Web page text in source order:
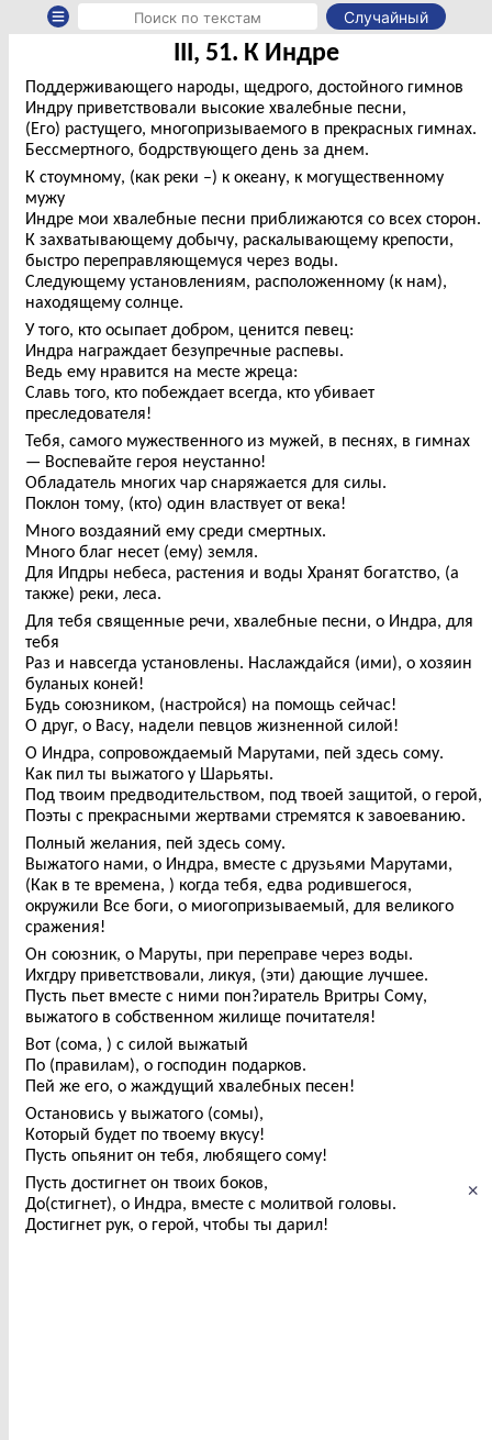
Случайный
×
III, 51. К Индре
Поддерживающего народы, щедрого, достойного гимнов
Индру приветствовали высокие хвалебные песни,
(Его) растущего, многопризываемого в прекрасных гимнах.
Бессмертного, бодрствующего день за днем.
К стоумному, (как реки –) к океану, к могущественному
мужу
Индре мои хвалебные песни приближаются со всех сторон.
К захватывающему добычу, раскалывающему крепости,
быстро переправляющемуся через воды.
Следующему установлениям, расположенному (к нам),
находящему солнце.
У того, кто осыпает добром, ценится певец:
Индра награждает безупречные распевы.
Ведь ему нравится на месте жреца:
Славь того, кто побеждает всегда, кто убивает
преследователя!
Тебя, самого мужественного из мужей, в песнях, в гимнах
— Воспевайте героя неустанно!
Обладатель многих чар снаряжается для силы.
Поклон тому, (кто) один властвует от века!
Много воздаяний ему среди смертных.
Много благ несет (ему) земля.
Для Ипдры небеса, растения и воды Хранят богатство, (а
также) реки, леса.
Для тебя священные речи, хвалебные песни, о Индра, для
тебя
Раз и навсегда установлены. Наслаждайся (ими), о хозяин
буланых коней!
Будь союзником, (настройся) на помощь сейчас!
О друг, о Васу, надели певцов жизненной силой!
О Индра, сопровождаемый Марутами, пей здесь сому.
Как пил ты выжатого у Шарьяты.
Под твоим предводительством, под твоей защитой, о герой,
Поэты с прекрасными жертвами стремятся к завоеванию.
Полный желания, пей здесь сому.
Выжатого нами, о Индра, вместе с друзьями Марутами,
(Как в те времена, ) когда тебя, едва родившегося,
окружили Все боги, о миогопризываемый, для великого
сражения!
Он союзник, о Маруты, при переправе через воды.
Ихгдру приветствовали, ликуя, (эти) дающие лучшее.
Пусть пьет вместе с ними пон?иратель Вритры Сому,
выжатого в собственном жилище почитателя!
Вот (сома, ) с силой выжатый
По (правилам), о господин подарков.
Пей же его, о жаждущий хвалебных песен!
Остановись у выжатого (сомы),
Который будет по твоему вкусу!
Пусть опьянит он тебя, любящего сому!
Пусть достигнет он твоих боков,
До(стигнет), о Индра, вместе с молитвой головы.
Достигнет рук, о герой, чтобы ты дарил!